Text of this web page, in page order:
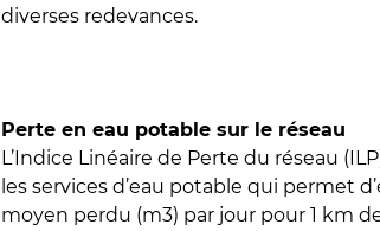
diverses redevances.
Perte en eau potable sur le réseau
L’Indice Linéaire de Perte du réseau
les services d’eau potable qui permet
moyen perdu (m3) par jour pour 1 km